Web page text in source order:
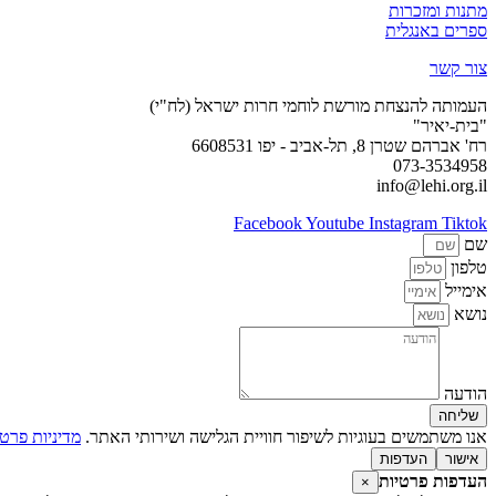
מתנות ומזכרות
ספרים באנגלית
צור קשר
העמותה להנצחת מורשת לוחמי חרות ישראל (לח"י)
"בית-יאיר"
רח' אברהם שטרן 8, תל-אביב - יפו 6608531
073-3534958
info@lehi.org.il
FacebookYoutube Instagram Tiktok
שם
טלפון
אימייל
נושא
הודעה
שליחה
אנו משתמשים בעוגיות לשיפור חוויית הגלישה ושירותי האתר. מדיניות
אישור העדפות
העדפות פרטיות ×